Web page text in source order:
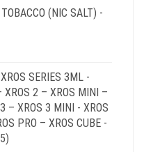
R$ 39,90
(NIC SALT) -
SERIES 3ML -
XROS 2 – XROS MINI –
– XROS 3 MINI - XROS
PRO – XROS CUBE -